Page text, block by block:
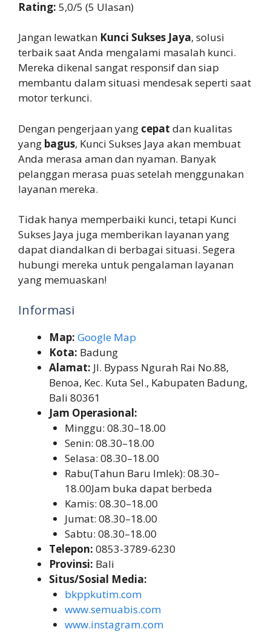
Rating: 5,0/5 (5 Ulasan)
Jangan lewatkan Kunci Sukses Jaya, solusi
terbaik saat Anda mengalami masalah kunci.
Mereka dikenal sangat responsif dan siap
membantu dalam situasi mendesak seperti saat
motor terkunci.
Dengan pengerjaan yang cepat dan kualitas
yang bagus, Kunci Sukses Jaya akan membuat
Anda merasa aman dan nyaman. Banyak
pelanggan merasa puas setelah menggunakan
layanan mereka.
Tidak hanya memperbaiki kunci, tetapi Kunci
Sukses Jaya juga memberikan layanan yang
dapat diandalkan di berbagai situasi. Segera
hubungi mereka untuk pengalaman layanan
yang memuaskan!
Informasi
Map: Google Map
Kota: Badung
Alamat: Jl. Bypass Ngurah Rai No.88,
Benoa, Kec. Kuta Sel., Kabupaten Badung,
Bali 80361
Jam Operasional:
Minggu: 08.30–18.00
Senin: 08.30–18.00
Selasa: 08.30–18.00
Rabu(Tahun Baru Imlek): 08.30–
18.00Jam buka dapat berbeda
Kamis: 08.30–18.00
Jumat: 08.30–18.00
Sabtu: 08.30–18.00
Telepon: 0853-3789-6230
Provinsi: Bali
Situs/Sosial Media:
bkppkutim.com
www.semuabis.com
www.instagram.com